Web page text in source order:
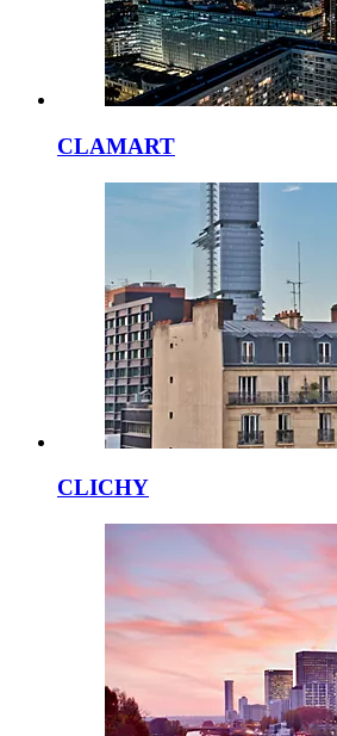
CLAMART
CLICHY